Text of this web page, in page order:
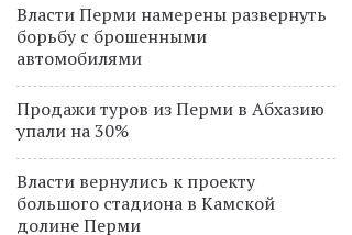
Власти Перми намерены развернуть
борьбу с брошенными
автомобилями
Продажи туров из Перми в Абхазию
упали на 30%
Власти вернулись к проекту
большого стадиона в Камской
долине Перми